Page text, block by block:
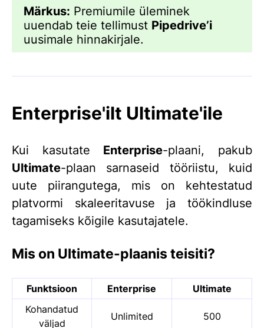
Märkus: Premiumile üleminek
uuendab teie tellimust Pipedrive’i
uusimale hinnakirjale.
Enterprise'ilt Ultimate'ile
Kui kasutate Enterprise-plaani, pakub
Ultimate-plaan sarnaseid tööriistu, kuid
uute piirangutega, mis on kehtestatud
platvormi skaleeritavuse ja töökindluse
tagamiseks kõigile kasutajatele.
Mis on Ultimate-plaanis teisiti?
Funktsioon Enterprise
Ultimate
Kohandatud
väljad
Unlimited 500